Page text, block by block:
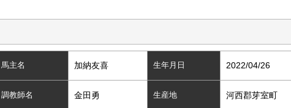
馬主名 加納友喜 生年月日 2022/04/26
調教師名 金田勇 生産地 河西郡芽室町